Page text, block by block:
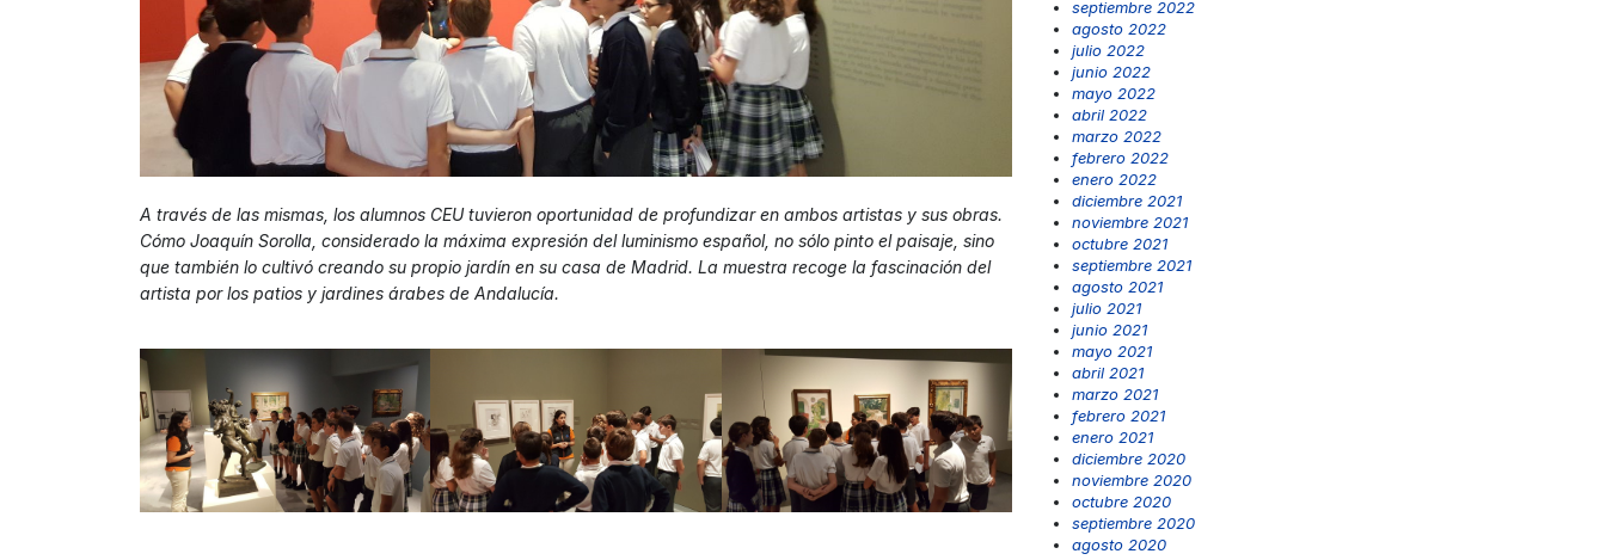
A través de las mismas, los alumnos CEU tuvieron oportunidad de profundizar en ambos artistas y sus obras.
Cómo Joaquín Sorolla, considerado la máxima expresión del luminismo español, no sólo pinto el paisaje, sino
que también lo cultivó creando su propio jardín en su casa de Madrid. La muestra recoge la fascinación del
artista por los patios y jardines árabes de Andalucía.
septiembre 2022
agosto 2022
julio 2022
junio 2022
mayo 2022
abril 2022
marzo 2022
febrero 2022
enero 2022
diciembre 2021
noviembre 2021
octubre 2021
septiembre 2021
agosto 2021
julio 2021
junio 2021
mayo 2021
abril 2021
marzo 2021
febrero 2021
enero 2021
diciembre 2020
noviembre 2020
octubre 2020
septiembre 2020
agosto 2020